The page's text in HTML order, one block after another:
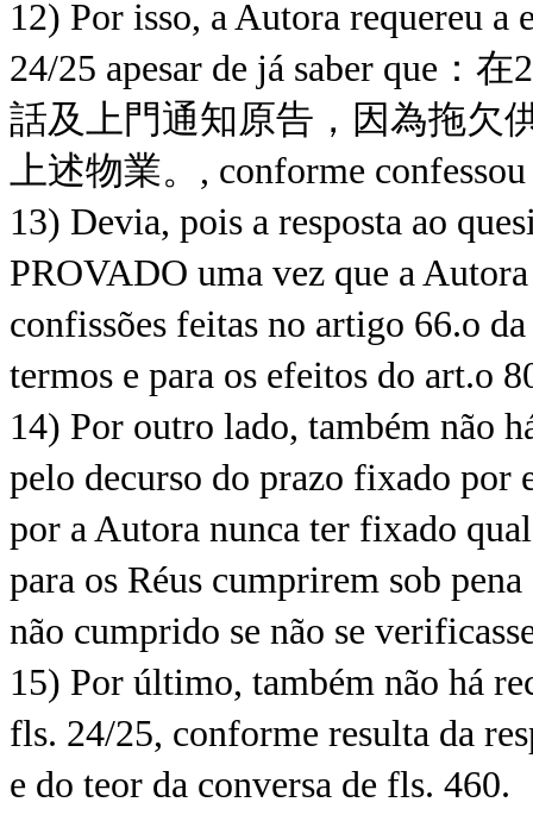
12) Por isso, a Autora requereu a
24/25 apesar de já saber que：
話及上門通知原告，因為拖欠
上述物業。, conforme
13) Devia, pois a resposta ao
PROVADO uma vez que a
confissões feitas no artigo 66.o
termos e para os efeitos do art.o
14) Por outro lado, também não
pelo decurso do prazo fixado por
por a Autora nunca ter fixado
para os Réus cumprirem sob
não cumprido se não se
15) Por último, também não há
fls. 24/25, conforme resulta da
e do teor da conversa de fls. 460.